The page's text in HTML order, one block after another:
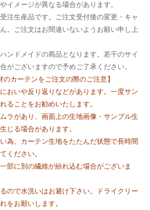
イメージが異なる場合があります。
注生産品です。ご注文受付後の変更・キャ
。ご注文はお間違いないようお願い申し上
ンドメイドの商品となります。若干のサイ
がございますので予めご了承ください。
のカーテンをご注文の際のご注意】
おいや反り返りなどがあります。一度サン
ることをお勧めいたします。
ラがあり、画面上の生地画像・サンプル生
じる場合があります。
為、カーテン生地をたたんだ状態で長時間
ください。
部に別の繊維が紛れ込む場合がございま
ので水洗いはお避け下さい。ドライクリー
をお願いします。